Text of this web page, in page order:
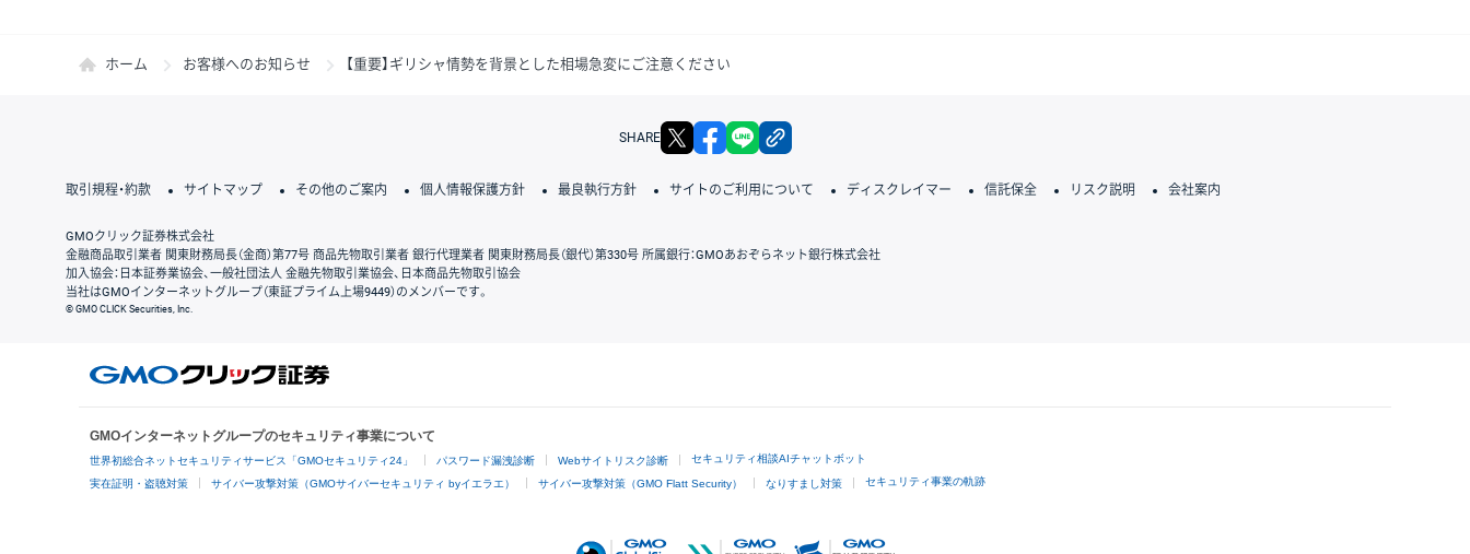
ホーム お客様へのお知らせ 【重要】ギリシャ情勢を背景とした相場急変にご注意ください
SHARE X facebook
取引規程・約款 サイトマップ その他のご案内 個人情報保護方針 最良執行方針 サイトのご利用について ディスクレイマー 信託保全 リスク説明 会社案内
GMOクリック証券株式会社
金融商品取引業者 関東財務局長（金商）第77号 商品先物取引業者 銀行代理業者 関東財務局長（銀代）第330号 所属銀行：GMOあおぞらネット銀行株式会社
加入協会：日本証券業協会、一般社団法人 金融先物取引業協会、日本商品先物取引協会
当社はGMOインターネットグループ（東証プライム上場9449）のメンバーです。
© GMO CLICK Securities, Inc.
GMOインターネットグループのセキュリティ事業について
世界初総合ネットセキュリティサービス「GMOセキュリティ24」 パスワード漏洩診断 Webサイトリスク診断 セキュリティ相談AIチャットボット
実在証明・盗聴対策 サイバー攻撃対策（GMOサイバーセキュリティ byイエラエ） サイバー攻撃対策（GMO Flatt Security） なりすまし対策 セキュリティ事業の軌跡